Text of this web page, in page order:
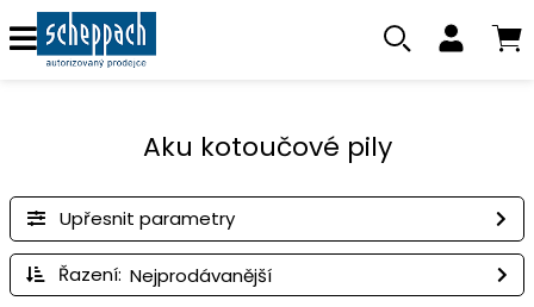
Aku kotoučové pily
Upřesnit parametry
Řazení: